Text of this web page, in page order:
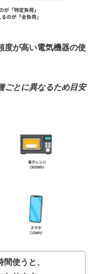
度が高い電気機器の使
ごとに異なるため目安
間使うと、